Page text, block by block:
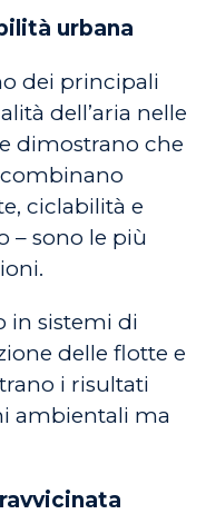
urbana
dei principali
dell’aria nelle
dimostrano che
ciclabilità e
– sono le più
in sistemi di
delle flotte e
i risultati
ambientali ma